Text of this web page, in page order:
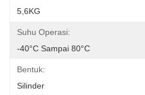
5,6KG
Suhu Operasi:
-40°C Sampai 80°C
Bentuk:
Silinder